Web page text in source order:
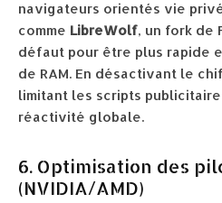
navigateurs orientés vie
comme LibreWolf, un fork de
défaut pour être plus rapide
de RAM. En désactivant le
limitant les scripts
réactivité globale.
6. Optimisation des
(NVIDIA/AMD)